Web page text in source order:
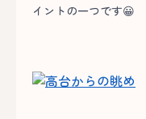
イントの一つです😀